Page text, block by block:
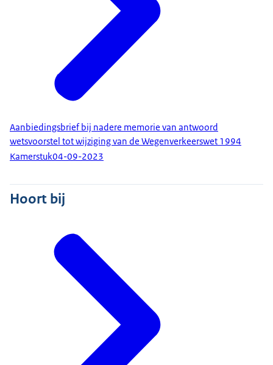
Aanbiedingsbrief bij nadere memorie van antwoord
wetsvoorstel tot wijziging van de Wegenverkeerswet 1994
Kamerstuk04-09-2023
Hoort bij